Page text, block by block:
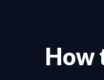
How